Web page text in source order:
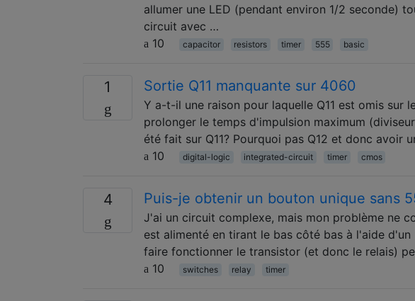
allumer une LED (pendant environ 1/2 seconde)
circuit avec …
10
capacitor resistors timer 555 basic
1 Sortie Q11 manquante sur 4060
Y a-t-il une raison pour laquelle Q11 est omis
prolonger le temps d'impulsion maximum
été fait sur Q11? Pourquoi pas Q12 et donc avoir
10
digital-logic integrated-circuit timer cmos
4 Puis-je obtenir un bouton unique sans
J'ai un circuit complexe, mais mon problème ne
est alimenté en tirant le bas côté bas à l'aide
faire fonctionner le transistor (et donc le relais)
10
switches relay timer